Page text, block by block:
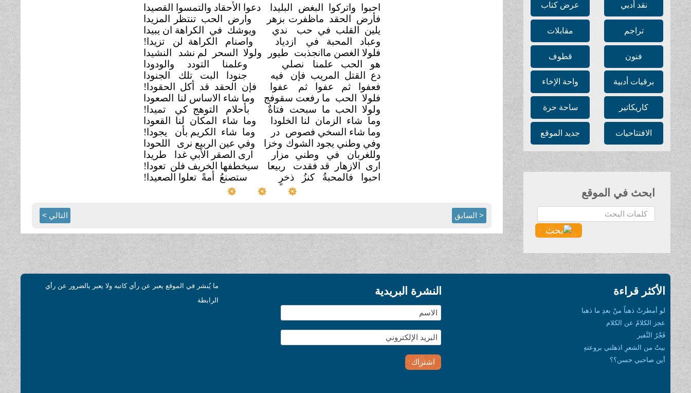
نقد أدبي عرض كتاب
تراجم مقابلات
فنون قطوف
برقيات أدبية واحة الإخاء
كاريكاتير ساحة حرة
الافتتاحيات جديد الموقع
ابحث في الموقع
البحث...
احبوا واتركوا البغض
البليدا
فأرض الحقد ماظفرت بزهر
يلين القلب في حب
ندي
وعباد المحبة في
ازدياد
فلولا الغصن ماانجذبت
طيور
هو الحب علمنا
نصلي
دع القتل المريب فإن
فيه
فعفوا ثم عفوا ثم
عفوا
فلولا الحب ما رفعت سقوفج
ولولا الحب ما سبحت
فتاةٌ
وما شاء الزمان لنا
الخلودا
وما شاء السخي فصوص در
وفي وطني يجود الشوك وخزا
وللغربان في وطني
مزار
ارى الازهار قد فقدت
ربيعا
احبوا فالمحبةُ كنزُ ذخرٍ
دعوا الأحقاد والتمسوا القصيدا
وارض الحب تنتظر
المزيدا
ويوشك في الكراهة ان يبيدا
واصنام الكراهة لن
تزيدا!
ولولا السحر لم نشد
النشيدا
وعلمنا التودد والودودا
جنودا البت تلك
الجنودا
فإن الحقد قد أكل
الحقودا!
وما شاء الاساس لنا
الصعودا
بأحلام التوهج كي
تميدا!
وما شاء المكان لنا
القعودا
وما شاء الكريم بأن
يجودا!
وفي عين الربيع نرى
اللحودا
ارى الصقر الأبي غدا
طريدا
سيخطفها الخريف فلن تعودا!
ستصنعُ أمةً تعلوا الصعيدا!
< السابق التالي >
الأكثر قراءة
لو أمطرتْ ذهباً منْ بعدِ ما ذهبا
عجز الكلامُ عن الكلام
فَجْرُ النَّفير
بيتٌ من الشعرِ اذهلني بروعتهِ
أين صاحبي حسن؟؟
النشرة البريدية
ما يُنشر في الموقع يعبر عن رأي كاتبه ولا يعبر بالضرور عن رأي
الرابطة